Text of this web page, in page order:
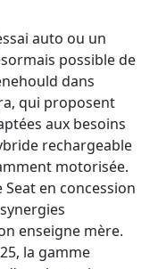
auto ou un
possible de
dans
qui proposent
aux besoins
rechargeable
motorisée.
en concession
enseigne mère.
la gamme